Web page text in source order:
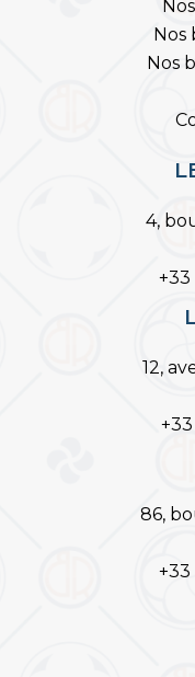
Nos
Nos
4,
+33
12,
86,
+33